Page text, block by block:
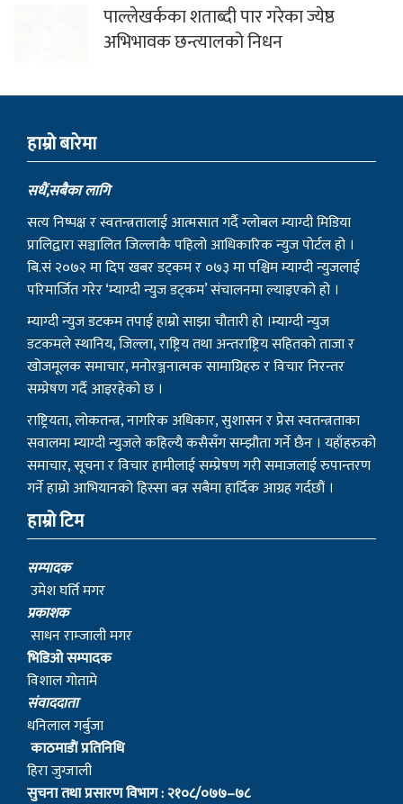
पाल्लेखर्कका शताब्दी पार गरेका ज्येष्ठ
अभिभावक छन्त्यालको निधन
हाम्राे बारेमा
सधैं,सबैका लागि
सत्य निष्पक्ष र स्वतन्त्रतालाई आत्मसात गर्दै ग्लोबल म्याग्दी मिडिया
प्रालिद्वारा सञ्चालित जिल्लाकै पहिलो आधिकारिक न्युज पोर्टल हो ।
बि.सं २०७२ मा दिप खबर डट्कम र ०७३ मा पश्चिम म्याग्दी न्युजलाई
परिमार्जित गरेर ‘म्याग्दी न्युज डट्कम’ संचालनमा ल्याइएको हो ।
म्याग्दी न्युज डटकम तपाई हाम्रो साझा चौतारी हो ।म्याग्दी न्युज
डटकमले स्थानिय, जिल्ला, राष्ट्रिय तथा अन्तराष्ट्रिय सहितको ताजा र
खोजमूलक समाचार, मनोरञ्जनात्मक सामाग्रिहरु र विचार निरन्तर
सम्प्रेषण गर्दै आइरहेको छ ।
राष्ट्रियता, लोकतन्त्र, नागरिक अधिकार, सुशासन र प्रेस स्वतन्त्रताका
सवालमा म्याग्दी न्युजले कहिल्यै कसैसँग सम्झौता गर्ने छैन । यहाँहरुको
समाचार, सूचना र विचार हामीलाई सम्प्रेषण गरी समाजलाई रुपान्तरण
गर्ने हाम्रो आभियानको हिस्सा बन्न सबैमा हार्दिक आग्रह गर्दछौं ।
हाम्रो टिम
सम्पादक
उमेश घर्ति मगर
प्रकाशक
साधन राम्जाली मगर
भिडिओ सम्पादक
विशाल गोतामे
स‌ंवाददाता
धनिलाल गर्बुजा
काठमाडाैं प्रतिनिधि
हिरा जुग्जाली
सुचना तथा प्रसारण विभाग : २१०८/०७७–७८